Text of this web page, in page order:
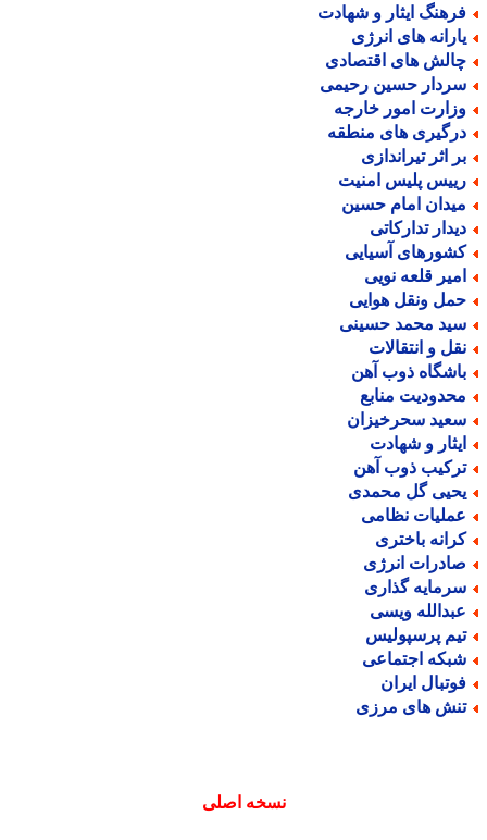
ایثار و شهادت
های انرژی
های اقتصادی
حسین رحیمی
امور خارجه
های منطقه
اثر تیراندازی
پلیس امنیت
امام حسین
تدارکاتی
آسیایی
قلعه نویی
ونقل هوایی
محمد حسینی
و انتقالات
ذوب آهن
منابع
سحرخیزان
و شهادت
ذوب آهن
گل محمدی
نظامی
باختری
انرژی
گذاری
ویسی
پرسپولیس
اجتماعی
ایران
های مرزی
نسخه اصلی